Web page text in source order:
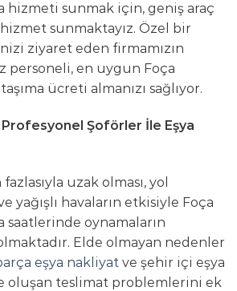
hizmeti sunmak için, geniş araç
sunmaktayız. Özel bir
ziyaret eden firmamızın
personeli, en uygun Foça
ücreti almanızı sağlıyor.
Profesyonel Şoförler İle Eşya
uzak olması, yol
yağışlı havaların etkisiyle Foça
saatlerinde oynamaların
Elde olmayan nedenler
eşya nakliyat ve şehir içi eşya
oluşan teslimat problemlerini ek